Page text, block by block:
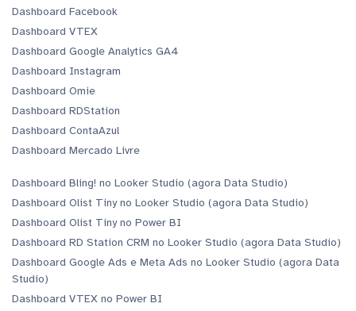
Dashboard Facebook
Dashboard VTEX
Dashboard Google Analytics GA4
Dashboard Instagram
Dashboard Omie
Dashboard RDStation
Dashboard ContaAzul
Dashboard Mercado Livre
Dashboard Bling! no Looker Studio (agora Data Studio)
Dashboard Olist Tiny no Looker Studio (agora Data Studio)
Dashboard Olist Tiny no Power BI
Dashboard RD Station CRM no Looker Studio (agora Data Studio)
Dashboard Google Ads e Meta Ads no Looker Studio (agora Data
Studio)
Dashboard VTEX no Power BI